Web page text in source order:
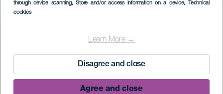
through device scanning, Store and/or access information on a device, Technical
cookies
Learn More →
Disagree and close
Agree and close
Imagen